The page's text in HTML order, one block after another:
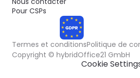
Pour CSPs
COMPLIANT
Termes et conditionsPolitique de
Cookie